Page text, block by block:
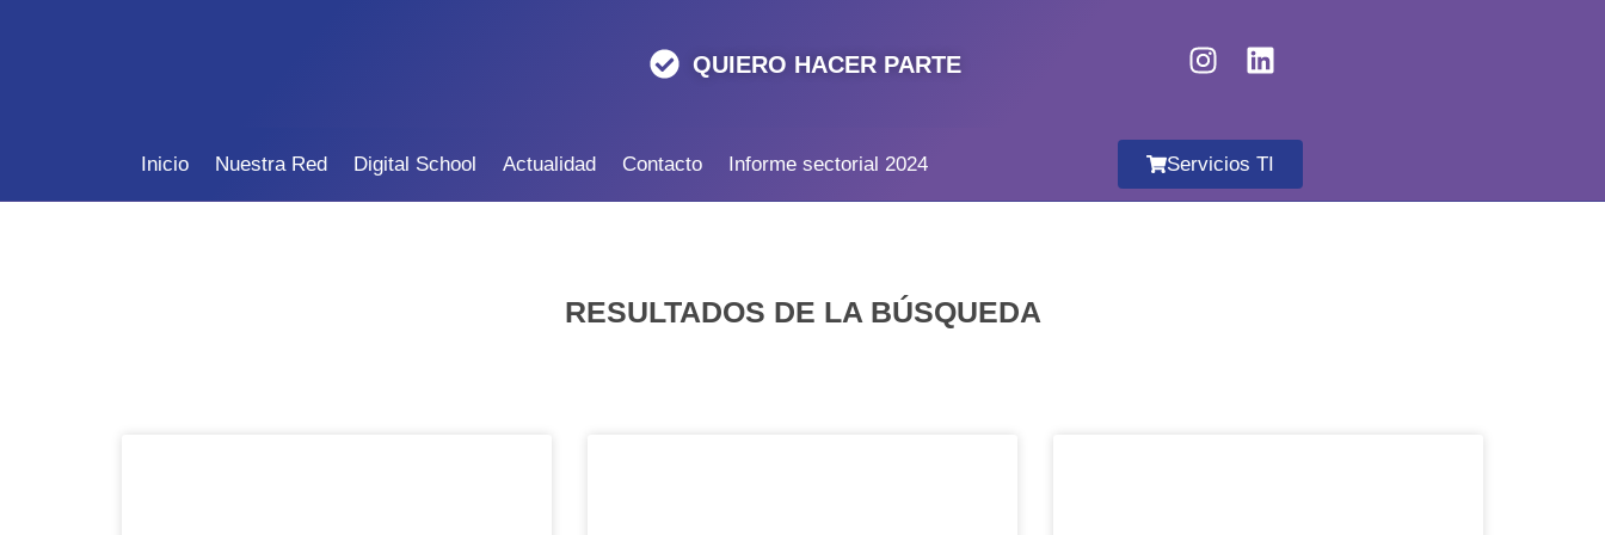
QUIERO HACER PARTE
Inicio Nuestra Red Digital School Actualidad Contacto Informe sectorial 2024 Servicios TI
RESULTADOS DE LA BÚSQUEDA